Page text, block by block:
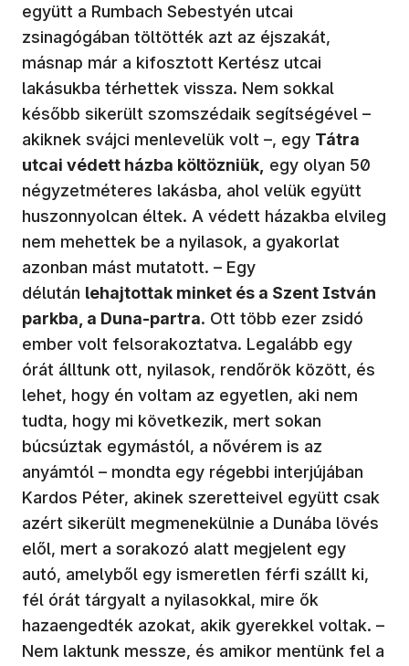
együtt a Rumbach Sebestyén utcai
zsinagógában töltötték azt az éjszakát,
másnap már a kifosztott Kertész utcai
lakásukba térhettek vissza. Nem sokkal
később sikerült szomszédaik segítségével –
akiknek svájci menlevelük volt –, egy Tátra
utcai védett házba költözniük, egy olyan 50
négyzetméteres lakásba, ahol velük együtt
huszonnyolcan éltek. A védett házakba elvileg
nem mehettek be a nyilasok, a gyakorlat
azonban mást mutatott. – Egy
délután lehajtottak minket és a Szent István
parkba, a Duna-partra. Ott több ezer zsidó
ember volt felsorakoztatva. Legalább egy
órát álltunk ott, nyilasok, rendőrök között, és
lehet, hogy én voltam az egyetlen, aki nem
tudta, hogy mi következik, mert sokan
búcsúztak egymástól, a nővérem is az
anyámtól – mondta egy régebbi interjújában
Kardos Péter, akinek szeretteivel együtt csak
azért sikerült megmenekülnie a Dunába lövés
elől, mert a sorakozó alatt megjelent egy
autó, amelyből egy ismeretlen férfi szállt ki,
fél órát tárgyalt a nyilasokkal, mire ők
hazaengedték azokat, akik gyerekkel voltak. –
Nem laktunk messze, és amikor mentünk fel a